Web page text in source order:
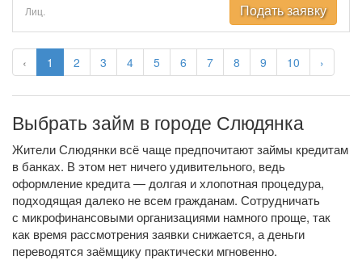
‹ 1 2 3 4 5 6 7 8 9 10 ›
Лиц. Подать заявку
Выбрать займ в городе Слюдянка
Жители Слюдянки всё чаще предпочитают займы кредитам
в банках. В этом нет ничего удивительного, ведь
оформление кредита — долгая и хлопотная процедура,
подходящая далеко не всем гражданам. Сотрудничать
с микрофинансовыми организациями намного проще, так
как время рассмотрения заявки снижается, а деньги
переводятся заёмщику практически мгновенно.